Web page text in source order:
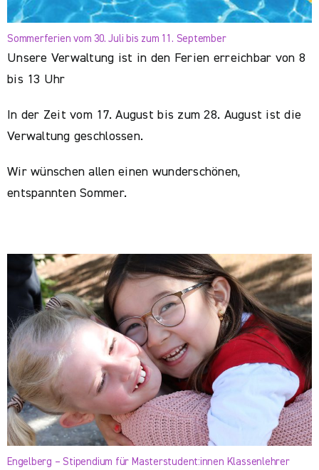
Sommerferien vom 30. Juli bis zum 11. September
Unsere Verwaltung ist in den Ferien erreichbar von 8
bis 13 Uhr
In der Zeit vom 17. August bis zum 28. August ist die
Verwaltung geschlossen.
Wir wünschen allen einen wunderschönen,
entspannten Sommer.
Engelberg – Stipendium für Masterstudent:innen Klassenlehrer